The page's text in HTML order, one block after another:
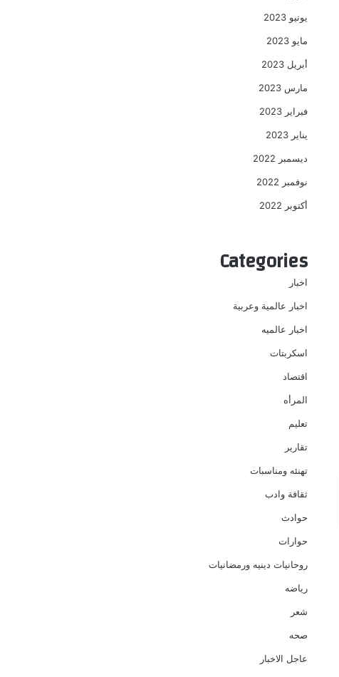
يونيو 2023
مايو 2023
أبريل 2023
مارس 2023
فبراير 2023
يناير 2023
ديسمبر 2022
نوفمبر 2022
أكتوبر 2022
Categories
اخبار
اخبار عالمية وعربية
اخبار عالميه
اسكربتات
اقتصاد
المرأه
تعليم
تقارير
تهنئه ومناسبات
ثقافة وادب
حوادث
حوارات
روحانيات دينيه ورمضانيات
رياضه
شعر
صحه
عاجل الاخبار